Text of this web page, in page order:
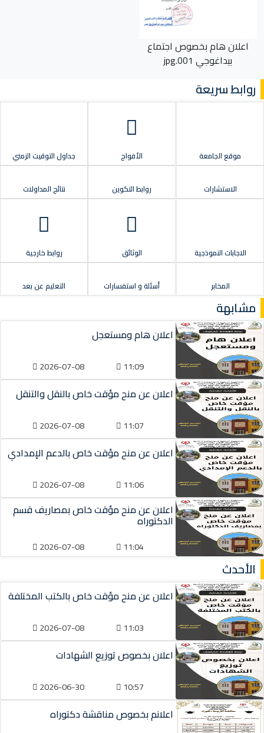
اعلان هام بخصوص اجتماع
بيداغوجي 001.jpg
روابط سريعة
موقع الجامعة الأفواج جداول التوقيت الزمني
الاستشارات روابط التكوين نتائج المداولات
الاجابات النموذجية الوثائق روابط خارجية
المخابر أسئلة و استفسارات التعليم عن بعد
مشابهة
اعلان هام ومستعجل
11:09
2026-07-08
اعلان عن منح مؤقت خاص بالنقل والتنقل
11:07
2026-07-08
اعلان عن منح مؤقت خاص بالدعم الإمدادي
11:06
2026-07-08
اعلان عن منح مؤقت خاص بمصاريف قسم
الدكتوراه
11:04
2026-07-08
الأحدث
اعلان عن منح مؤقت خاص بالكتب المختلفة
11:03
2026-07-08
اعلان بخصوص توزيع الشهادات
10:57
2026-06-30
اعلانم بخصوص مناقشة دكتوراه